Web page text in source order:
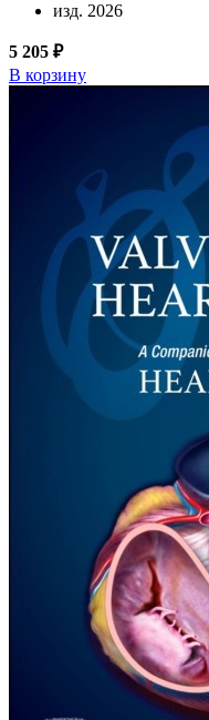
изд. 2026
5 205 ₽
В корзину